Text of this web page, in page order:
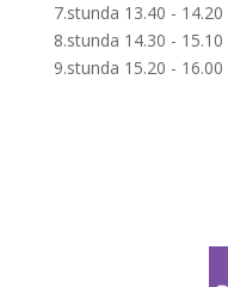
7.stunda 13.40 - 14.20
8.stunda 14.30 - 15.10
9.stunda 15.20 - 16.00